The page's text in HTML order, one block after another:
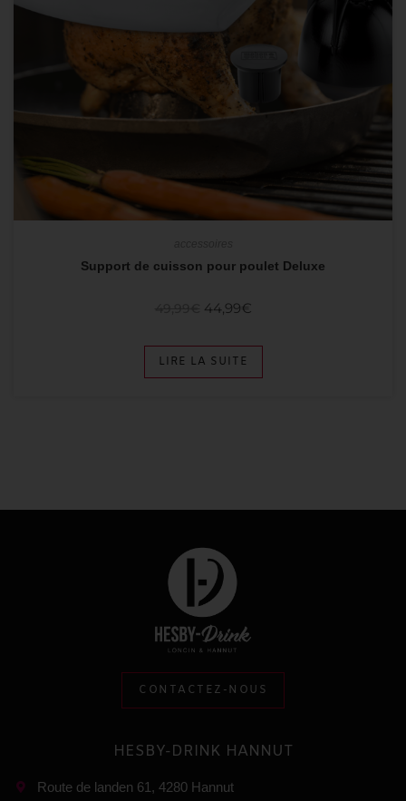
Support de cuisson pour poulet Deluxe
44,99€
LIRE LA SUITE
CONTACTEZ-NOUS
HESBY-DRINK HANNUT
Route de landen 61, 4280 Hannut